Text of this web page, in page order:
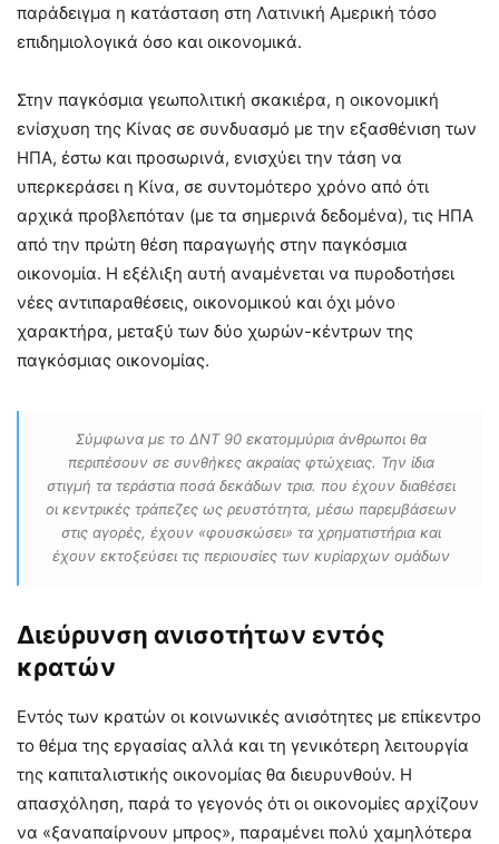
παράδειγμα η κατάσταση στη Λατινική Αμερική τόσο
επιδημιολογικά όσο και οικονομικά.
Στην παγκόσμια γεωπολιτική σκακιέρα, η οικονομική
ενίσχυση της Κίνας σε συνδυασμό με την εξασθένιση των
ΗΠΑ, έστω και προσωρινά, ενισχύει την τάση να
υπερκεράσει η Κίνα, σε συντομότερο χρόνο από ότι
αρχικά προβλεπόταν (με τα σημερινά δεδομένα), τις ΗΠΑ
από την πρώτη θέση παραγωγής στην παγκόσμια
οικονομία. Η εξέλιξη αυτή αναμένεται να πυροδοτήσει
νέες αντιπαραθέσεις, οικονομικού και όχι μόνο
χαρακτήρα, μεταξύ των δύο χωρών-κέντρων της
παγκόσμιας οικονομίας.
Σύμφωνα με το ΔΝΤ 90 εκατομμύρια άνθρωποι θα
περιπέσουν σε συνθήκες ακραίας φτώχειας. Την ίδια
στιγμή τα τεράστια ποσά δεκάδων τρισ. που έχουν διαθέσει
οι κεντρικές τράπεζες ως ρευστότητα, μέσω παρεμβάσεων
στις αγορές, έχουν «φουσκώσει» τα χρηματιστήρια και
έχουν εκτοξεύσει τις περιουσίες των κυρίαρχων ομάδων
Διεύρυνση ανισοτήτων εντός
κρατών
Εντός των κρατών οι κοινωνικές ανισότητες με επίκεντρο
το θέμα της εργασίας αλλά και τη γενικότερη λειτουργία
της καπιταλιστικής οικονομίας θα διευρυνθούν. Η
απασχόληση, παρά το γεγονός ότι οι οικονομίες αρχίζουν
να «ξαναπαίρνουν μπρος», παραμένει πολύ χαμηλότερα